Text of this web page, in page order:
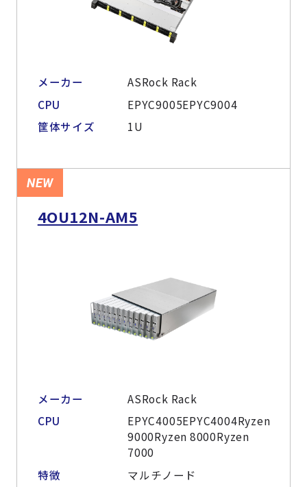
メーカー
ASRock Rack
CPU
EPYC9005EPYC9004
筐体サイズ
1U
NEW
4OU12N-AM5
メーカー
ASRock Rack
CPU
EPYC4005EPYC4004Ryzen
9000Ryzen 8000Ryzen
7000
特徴
マルチノード